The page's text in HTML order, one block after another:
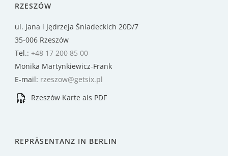
RZESZÓW
ul. Jana i Jędrzeja Śniadeckich 20D/7
35-006 Rzeszów
Tel.: +48 17 200 85 00
Monika Martynkiewicz-Frank
E-mail: rzeszow@getsix.pl
Rzeszów Karte als PDF
REPRÄSENTANZ IN BERLIN